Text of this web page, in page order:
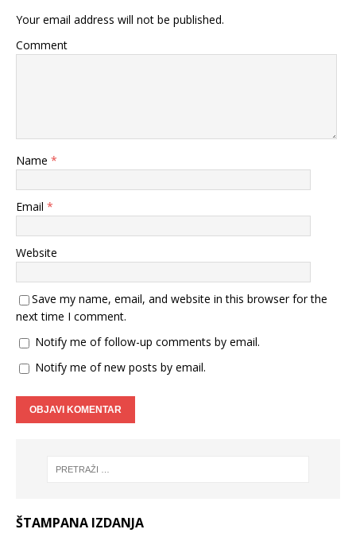
Your email address will not be published.
Comment
Name *
Email *
Website
Save my name, email, and website in this browser for the
next time I comment.
Notify me of follow-up comments by email.
Notify me of new posts by email.
ŠTAMPANA IZDANJA